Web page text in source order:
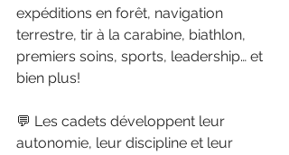
expéditions en forêt, navigation
terrestre, tir à la carabine, biathlon,
premiers soins, sports, leadership… et
bien plus!
💬 Les cadets développent leur
autonomie, leur discipline et leur